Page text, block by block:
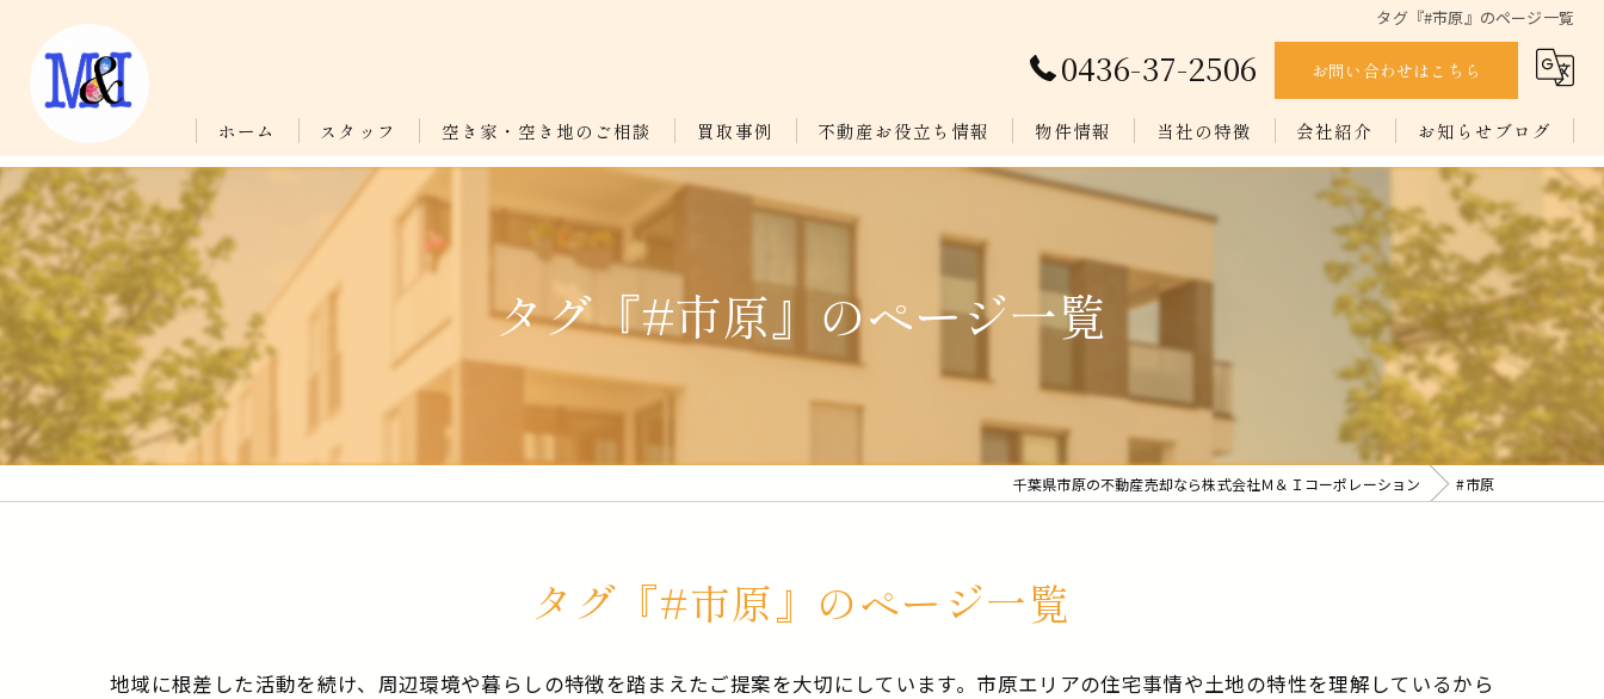
タグ『#市原』のページ一覧
0436-37-2506 お問い合わせはこちら
ホーム スタッフ 空き家・空き地のご相談 買取事例 不動産お役立ち情報
不動産用語集
物件情報 当社の特徴
相続
会社紹介 お知らせブログ
タグ『#市原』のページ一覧
千葉県市原の不動産売却なら株式会社Ｍ＆Ｉコーポレーション #市原
タグ『#市原』のページ一覧
地域に根差した活動を続け、周辺環境や暮らしの特徴を踏まえたご提案を大切にしています。市原エリアの住宅事情や土地の特性を理解しているから